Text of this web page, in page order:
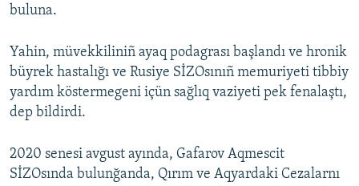
buluna.
Yahin, müvekkiliniñ ayaq podagrası başlandı ve hronik
büyrek hastalığı ve Rusiye SİZOsınıñ memuriyeti tibbiy
yardım köstermegeni içün sağlıq vaziyeti pek fenalaştı,
dep bildirdi.
2020 senesi avgust ayında, Gafarov Aqmescit
SİZOsında bulunğanda, Qırım ve Aqyardaki Cezalarnı